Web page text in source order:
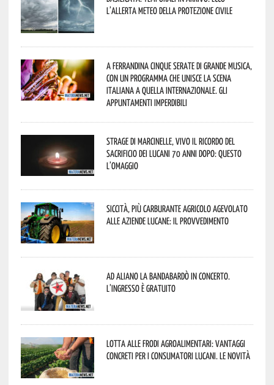
l’allerta meteo della Protezione civile
A Ferrandina cinque serate di grande musica,
con un programma che unisce la scena
italiana a quella internazionale. Gli
appuntamenti imperdibili
Strage di Marcinelle, vivo il ricordo del
sacrificio dei lucani 70 anni dopo: questo
l’omaggio
Siccità, più carburante agricolo agevolato
alle aziende lucane: il provvedimento
Ad Aliano la Bandabardò in concerto.
L’ingresso è gratuito
Lotta alle frodi agroalimentari: vantaggi
concreti per i consumatori lucani. Le novità